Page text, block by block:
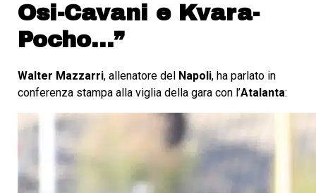
Osi-Cavani e Kvara-
Pocho…”
Walter Mazzarri, allenatore del Napoli, ha parlato in
conferenza stampa alla viglia della gara con l’Atalanta: